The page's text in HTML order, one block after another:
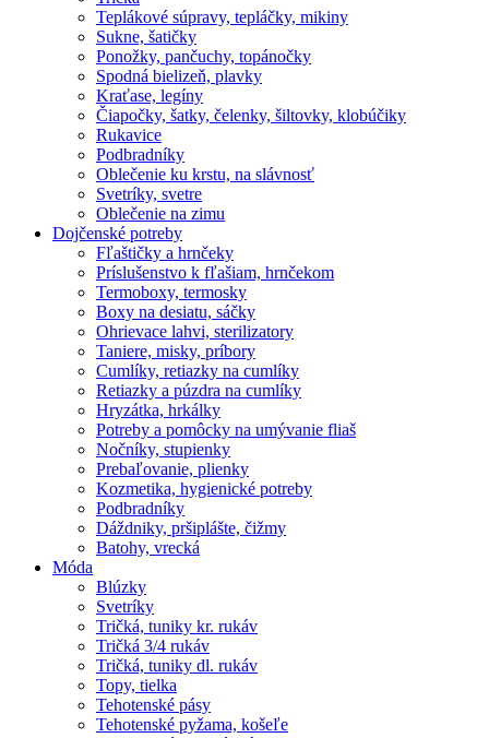
Teplákové súpravy, tepláčky, mikiny
Sukne, šatičky
Ponožky, pančuchy, topánočky
Spodná bielizeň, plavky
Kraťase, legíny
Čiapočky, šatky, čelenky, šiltovky, klobúčiky
Rukavice
Podbradníky
Oblečenie ku krstu, na slávnosť
Svetríky, svetre
Oblečenie na zimu
Dojčenské potreby
Fľaštičky a hrnčeky
Príslušenstvo k fľašiam, hrnčekom
Termoboxy, termosky
Boxy na desiatu, sáčky
Ohrievace lahvi, sterilizatory
Taniere, misky, príbory
Cumlíky, retiazky na cumlíky
Retiazky a púzdra na cumlíky
Hryzátka, hrkálky
Potreby a pomôcky na umývanie fliaš
Nočníky, stupienky
Prebaľovanie, plienky
Kozmetika, hygienické potreby
Podbradníky
Dáždniky, pršiplášte, čižmy
Batohy, vrecká
Móda
Blúzky
Svetríky
Tričká, tuniky kr. rukáv
Tričká 3/4 rukáv
Tričká, tuniky dl. rukáv
Topy, tielka
Tehotenské pásy
Tehotenské pyžama, košeľe